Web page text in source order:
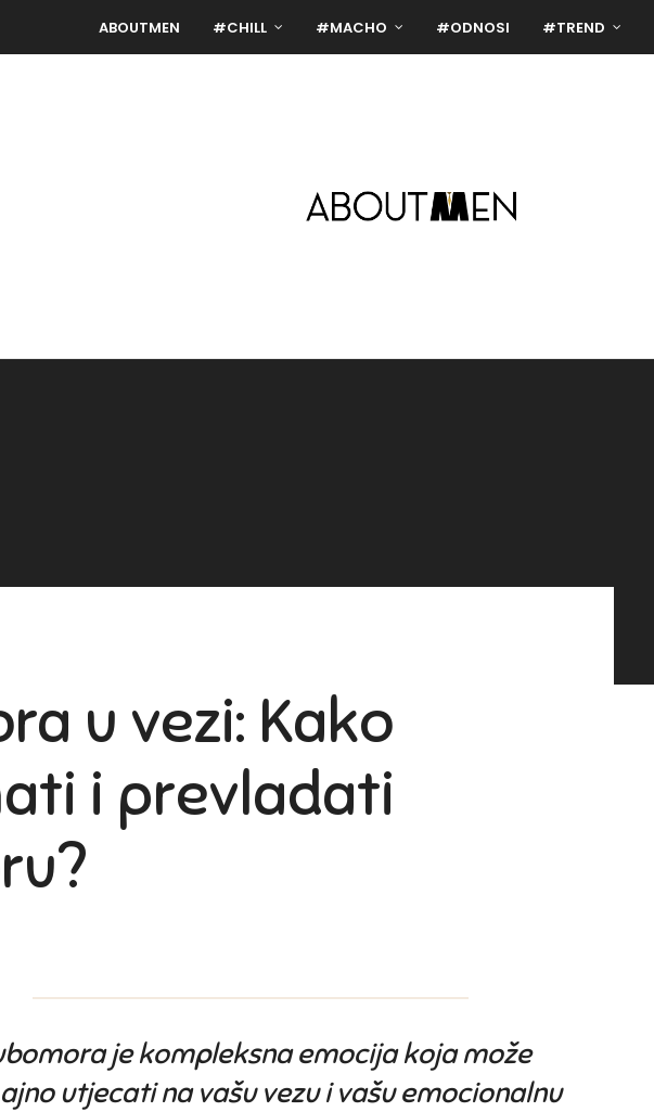
ABOUTMEN #CHILL #MACHO #ODNOSI #TREND
u vezi: Kako
i prevladati
je kompleksna emocija koja može
utjecati na vašu vezu i vašu emocionalnu